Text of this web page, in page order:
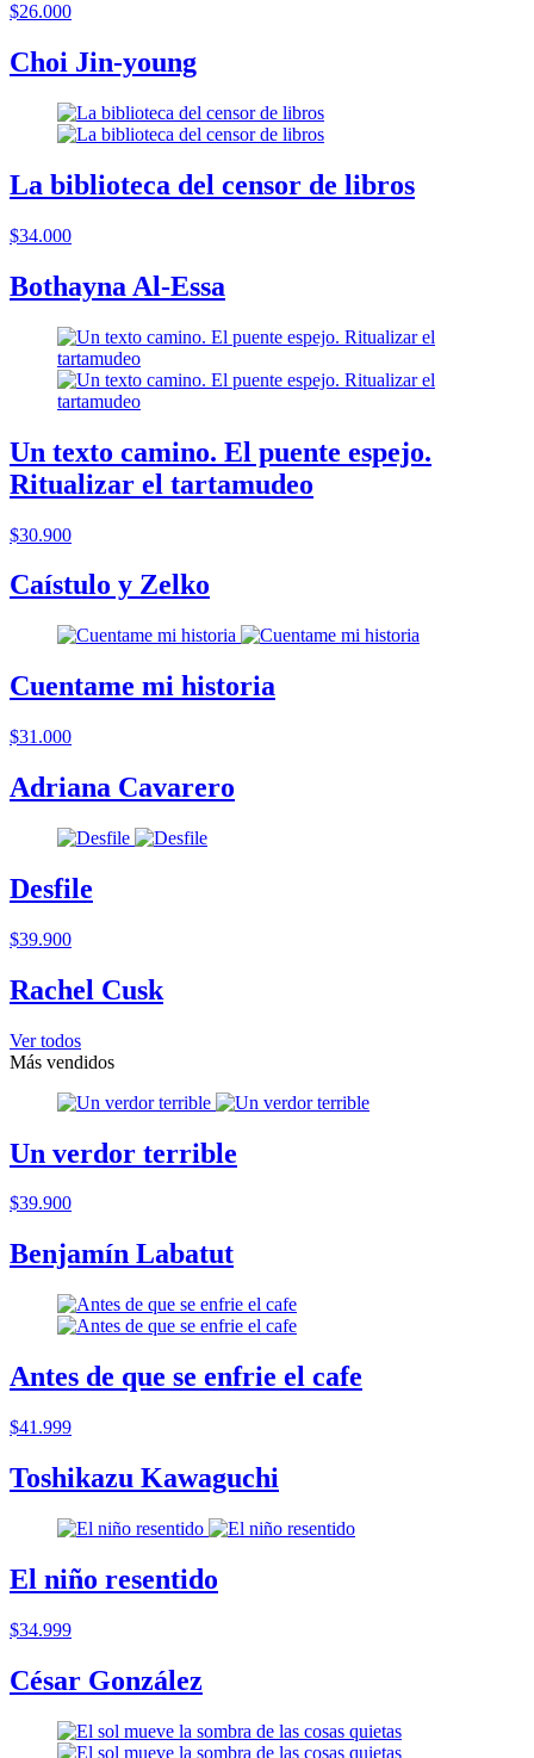
$26.000
Choi Jin-young
La biblioteca del censor de libros
$34.000
Bothayna Al-Essa
Un texto camino. El puente espejo.
Ritualizar el tartamudeo
$30.900
Caístulo y Zelko
Cuentame mi historia
$31.000
Adriana Cavarero
Desfile
$39.900
Rachel Cusk
Ver todos
Más vendidos
Un verdor terrible
$39.900
Benjamín Labatut
Antes de que se enfrie el cafe
$41.999
Toshikazu Kawaguchi
El niño resentido
$34.999
César González